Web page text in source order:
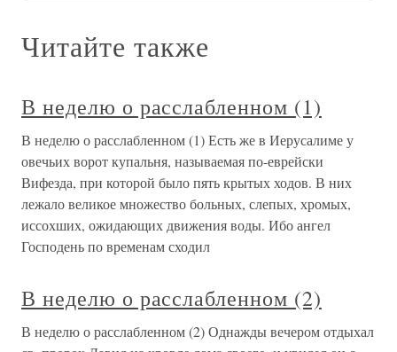
Читайте также
В неделю о расслабленном (1)
В неделю о расслабленном (1) Есть же в Иерусалиме у
овечьих ворот купальня, называемая по-еврейски
Вифезда, при которой было пять крытых ходов. В них
лежало великое множество больных, слепых, хромых,
иссохших, ожидающих движения воды. Ибо ангел
Господень по временам сходил
В неделю о расслабленном (2)
В неделю о расслабленном (2) Однажды вечером отдыхал